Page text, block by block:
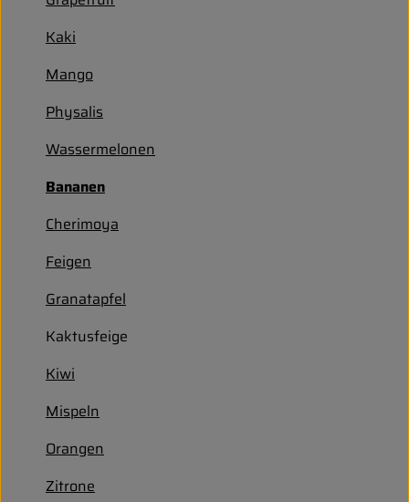
Kühltheke
Backwaren
Vorratskammer
Getränke
Kosmetik
Haus & Garten
Biohof erleben
Biokorb so geht`s
Pferdepension & Reitbetrieb
Firmenkunden
Kaki
Mango
Physalis
Wassermelonen
Bananen
Cherimoya
Feigen
Granatapfel
Kaktusfeige
Kiwi
Mispeln
Orangen
Zitrone